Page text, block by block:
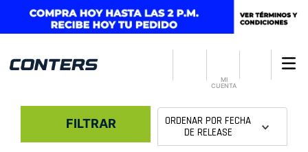
MI
CUENTA
FILTRAR ORDENAR POR FECHA
DE RELEASE